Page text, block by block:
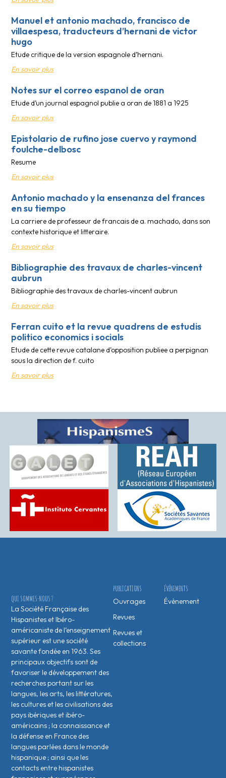
Manuel et antonio machado, francisco de
villaespesa, traducteurs d’hernani de victor
hugo
Etude critique de la version espagnole d’hernani.
En savoir plus
Notes sur el correo espanol de oran
Etude d’un journal espagnol publie a oran de 1881 a 1925
En savoir plus
Epistolario de rufino jose cuervo y raymond
foulche-delbosc
Resume
En savoir plus
Antonio machado y la ensenanza del frances
en su tiempo
La carriere de professeur de francais de a. machado, dans son
contexte historique et litteraire.
En savoir plus
Bibliographie des travaux de charles-vincent
aubrun
Bibliographie des travaux de charles-vincent aubrun
En savoir plus
Ferran cuito et la revue quadrens de estudis
politico economics i socials
Etude de cette revue catalane d’opposition publiee a perpignan
sous la direction de f. cuito
En savoir plus
ÉVÉNEMENTS
Évènement
PUBLICATIONS
Ouvrages
Revues
Revues et
collections
QUI SOMMES-NOUS ?
La Société Française des
Hispanistes et Ibéro-
américaniste de l’enseignement
supérieur est une société
savante fondée en 1963. Ses
principaux objectifs sont de
favoriser le développement des
recherches portant sur les
langues, les arts, les littératures,
les cultures et les civilisations des
pays ibériques et ibéro-
américains ; la connaissance et
la défense en France des
langues parlées dans le monde
hispanique ; ainsi que les
contacts entre hispanistes